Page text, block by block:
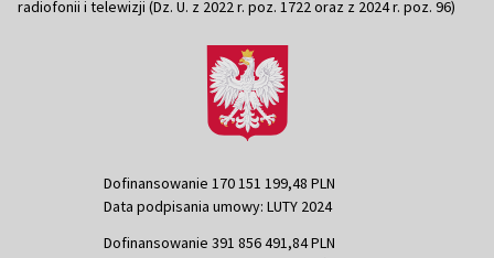
radiofonii i telewizji (Dz. U. z 2022 r. poz. 1722 oraz z 2024 r. poz. 96)
Dofinansowanie 170 151 199,48 PLN
Data podpisania umowy: LUTY 2024
Dofinansowanie 391 856 491,84 PLN